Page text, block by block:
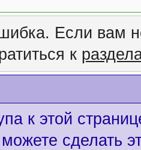
Если вам
к
к этой
сделать